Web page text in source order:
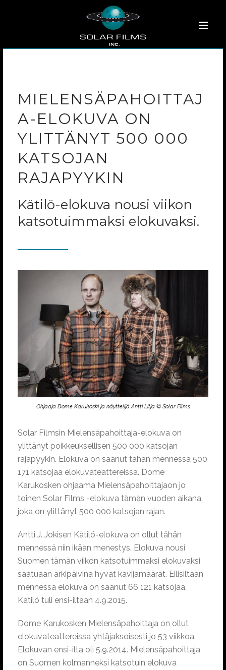
MIELENSÄPAHOITTAJ
A-ELOKUVA ON
YLITTÄNYT 500 000
KATSOJAN
RAJAPYYKIN
Kätilö-elokuva nousi viikon
katsotuimmaksi elokuvaksi.
Ohjaaja Dome Karukoski ja näyttelijä Antti Litja © Solar Films
Solar Filmsin Mielensäpahoittaja-elokuva on
ylittänyt poikkeuksellisen 500 000 katsojan
rajapyykin. Elokuva on saanut tähän mennessä 500
171 katsojaa elokuvateattereissa. Dome
Karukosken ohjaama Mielensäpahoittajaon jo
toinen Solar Films -elokuva tämän vuoden aikana,
joka on ylittänyt 500 000 katsojan rajan.
Antti J. Jokisen Kätilö-elokuva on ollut tähän
mennessä niin ikään menestys. Elokuva nousi
Suomen tämän viikon katsotuimmaksi elokuvaksi
saatuaan arkipäivinä hyvät kävijämäärät. Eilisiltaan
mennessä elokuva on saanut 66 121 katsojaa.
Kätilö tuli ensi-iltaan 4.9.2015.
Dome Karukosken Mielensäpahoittaja on ollut
elokuvateattereissa yhtäjaksoisesti jo 53 viikkoa.
Elokuvan ensi-ilta oli 5.9.2014. Mielensäpahoittaja
on Suomen kolmanneksi katsotuin elokuva